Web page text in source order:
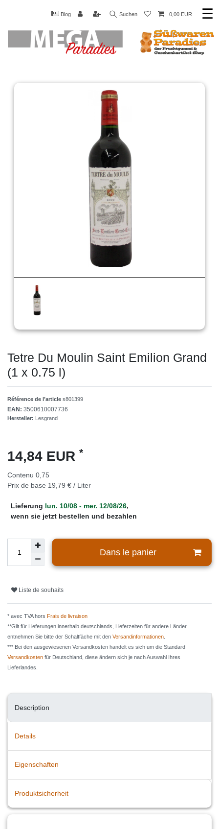
Blog Suchen 0,00 EUR ☰
Tetre Du Moulin Saint Emilion Grand
(1 x 0.75 l)
Référence de l’article s801399
EAN: 3500610007736
Hersteller: Lesgrand
14,84 EUR *
Contenu 0,75
Prix de base 19,79 € / Liter
Lieferung lun. 10/08 - mer. 12/08/26,
wenn sie jetzt bestellen und bezahlen
Dans le panier
Liste de souhaits
* avec TVA hors Frais de livraison
**Gilt für Lieferungen innerhalb deutschlands, Lieferzeiten für andere Länder
entnehmen Sie bitte der Schaltfäche mit den Versandinformationen
*** Bei den ausgewiesenen Versandkosten handelt es sich um die Standard
Versandkosten für Deutschland, diese ändern sich je nach Auswahl Ihres
Lieferlandes.
Description
Details
Eigenschaften
Produktsicherheit